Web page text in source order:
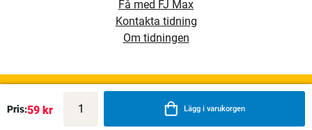
Få med FJ Max
Kontakta tidning
Om tidningen
Copyright ©1974 - 2026 Fiskejournalen. Alla rättigheter reserverade
Pris:59 kr Lägg i varukorgen